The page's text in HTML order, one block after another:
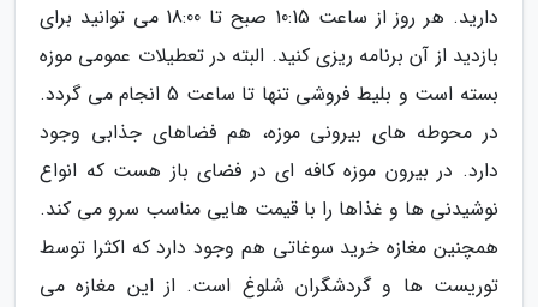
دارید. هر روز از ساعت 10:15 صبح تا 18:00 می توانید برای
بازدید از آن برنامه ریزی کنید. البته در تعطیلات عمومی موزه
بسته است و بلیط فروشی تنها تا ساعت 5 انجام می گردد.
در محوطه های بیرونی موزه، هم فضاهای جذابی وجود
دارد. در بیرون موزه کافه ای در فضای باز هست که انواع
نوشیدنی ها و غذاها را با قیمت هایی مناسب سرو می کند.
همچنین مغازه خرید سوغاتی هم وجود دارد که اکثرا توسط
توریست ها و گردشگران شلوغ است. از این مغازه می